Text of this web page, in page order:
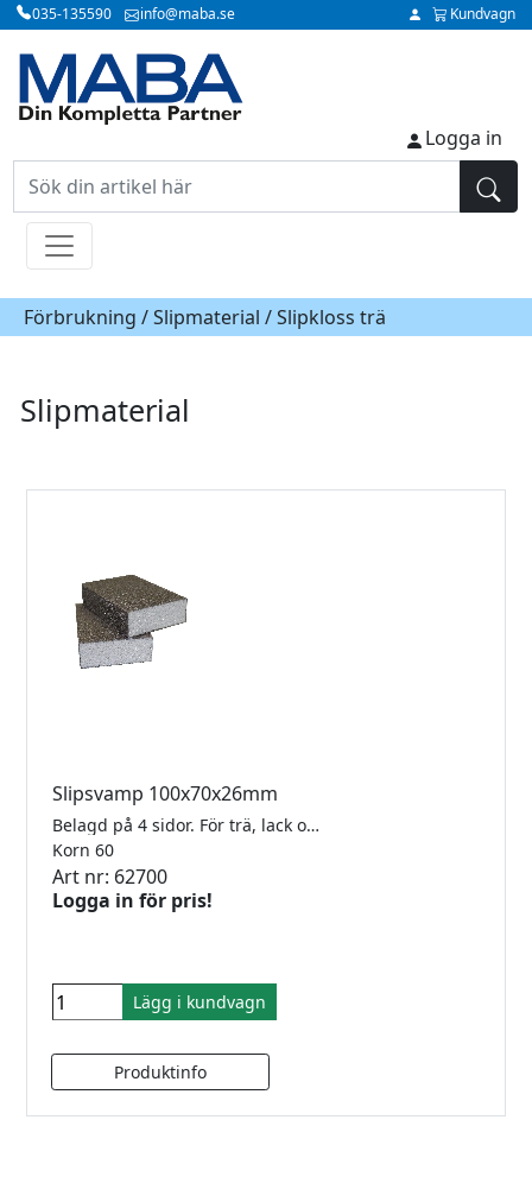
035-135590 info@maba.se Kundvagn
Logga in
Förbrukning /Slipmaterial / Slipkloss trä
Slipmaterial
Slipsvamp 100x70x26mm
Belagd på 4 sidor. För trä, lack och komposit. Säljes styckvis.
Korn 60
Art nr: 62700
Logga in för pris!
Lägg i kundvagn